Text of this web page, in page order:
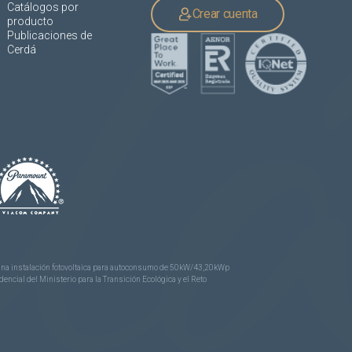
Catálogos por
producto
Publicaciones de
Cerdá
Crear cuenta
instalación fotovoltaica para autoconsumo de 50kW/43,20kWp
del Ministerio para la Transición Ecológica y el Reto